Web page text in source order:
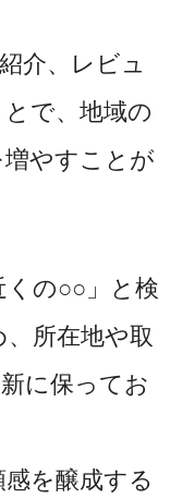
介、レビュ
で、地域の
やすことが
の○○」と検
所在地や取
に保ってお
を醸成する